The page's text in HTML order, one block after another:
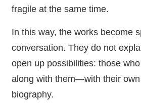
fragile at the same time.
In this way, the works become
conversation. They do not
open up possibilities: those
along with them—with their
biography.